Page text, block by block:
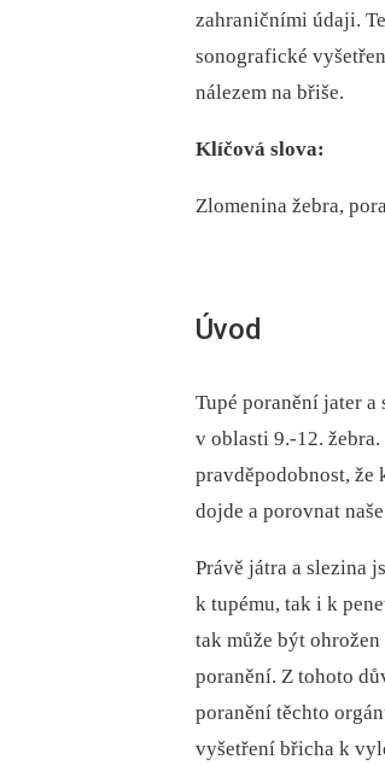
zahraničními údaji.
sonografické
nálezem na břiše.
Klíčová slova:
Zlomenina žebra,
Úvod
Tupé poranění jater
v oblasti 9.-12.
pravděpodobnost, že
dojde a porovnat
Právě játra a slezina
k tupému, tak i k
tak může být
poranění. Z tohoto
poranění těchto
vyšetření břicha k